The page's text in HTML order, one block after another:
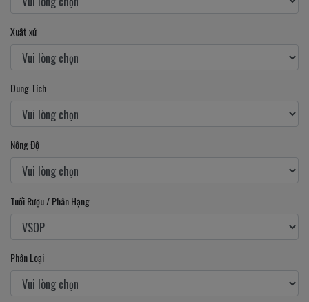
Xuất xứ
Dung Tích
Nồng Độ
Tuổi Rượu / Phân Hạng
Phân Loại